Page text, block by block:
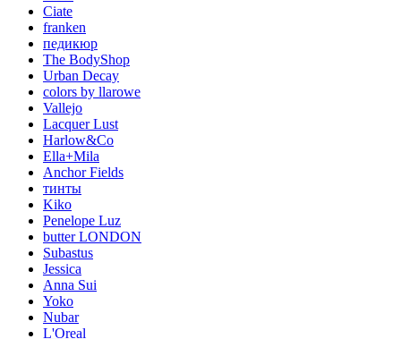
Ciate
franken
педикюр
The BodyShop
Urban Decay
colors by llarowe
Vallejo
Lacquer Lust
Harlow&Co
Ella+Mila
Anchor Fields
тинты
Kiko
Penelope Luz
butter LONDON
Subastus
Jessica
Anna Sui
Yoko
Nubar
L'Oreal